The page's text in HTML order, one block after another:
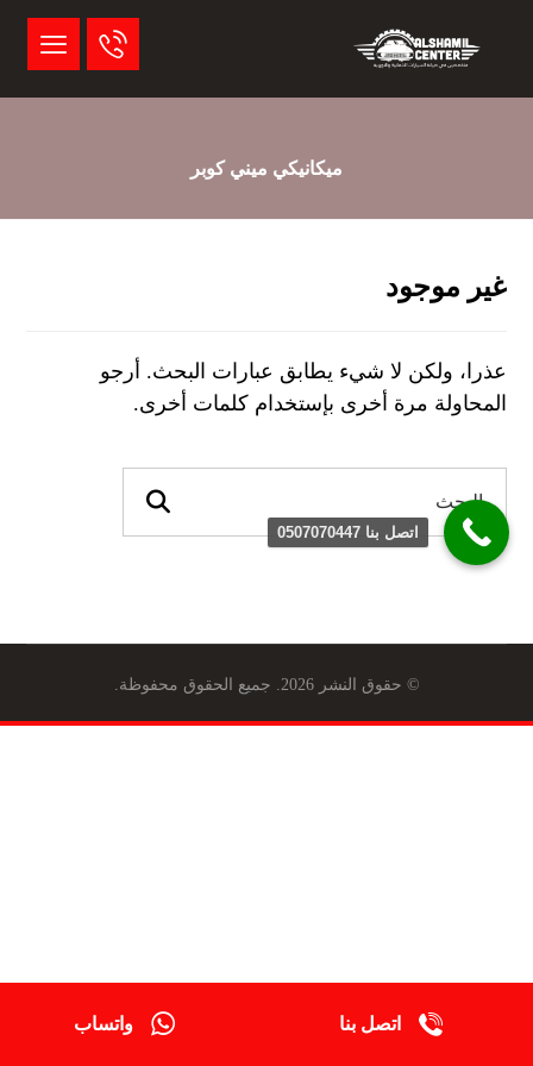
ميكانيكي ميني كوبر
غير موجود
عذرا، ولكن لا شيء يطابق عبارات البحث. أرجو
المحاولة مرة أخرى بإستخدام كلمات أخرى.
© حقوق النشر 2026. جميع الحقوق محفوظة.
اتصل بنا واتساب
اتصل بنا 0507070447